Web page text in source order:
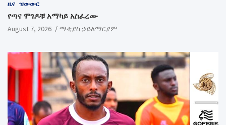
ዜና ዝውውር
የጣና ሞገዶቹ አማካይ አስፈረሙ
August 7, 2026 ማቲያስ ኃይለማርያም